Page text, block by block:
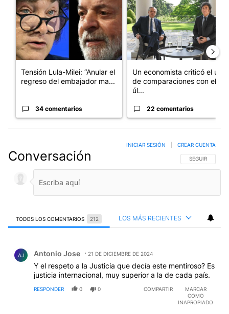
Tensión Lula-Milei: “Anular el
regreso del embajador ma...
34 comentarios
Un economista criticó el uso
de comparaciones con el
úl...
22 comentarios
Conversación SIGA ESTA
SEGUIR
INICIAR SESIÓN CREAR CUENTA
TODOS LOS COMENTARIOS 212 LOS MÁS RECIENTES
AJ Antonio Jose 21 DE DICIEMBRE DE 2024
Y el respeto a la Justicia que decía este mentiroso? Es
justicia internacional, muy superior a la de cada país.
RESPONDER 0 0 COMPARTIR
MARCAR
COMO
INAPROPIADO